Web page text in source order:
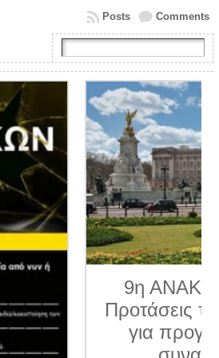
Comments
Posts
2026.
της Κοινο_Τοπίας